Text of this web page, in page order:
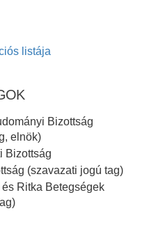
listája
Bizottság
elnök)
Bizottság
(szavazati jogú tag)
Ritka Betegségek